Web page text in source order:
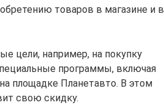
товаров в магазине и в
цели, например, на покупку
программы, включая
площадке Планетавто. В этом
свою скидку.